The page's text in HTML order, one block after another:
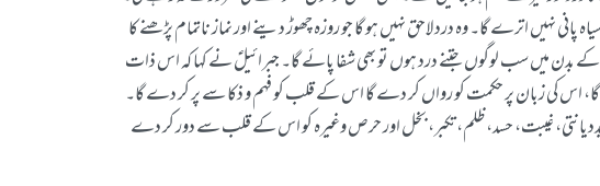
نہیں اترے گا۔ وہ درد لاحق نہیں ہو گا جو روزہ چھوڑ دینے اور نماز ناتمام پڑھنے کا
میں سب لوگوں جتنے درد ہوں تو بھی شفا پائے گا۔ جبرائیلؑ نے کہا کہ اس ذات
اس کی زبان پر حکمت کو رواں کر دے گا اس کے قلب کو فہم و ذکا سے پر کر دے گا۔
غیبت، حسد، ظلم، تکبر، بخل اور حرص وغیرہ کو اس کے قلب سے دور کر دے